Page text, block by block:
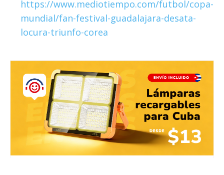
https://www.mediotiempo.com/futbol/copa-
mundial/fan-festival-guadalajara-desata-
locura-triunfo-corea